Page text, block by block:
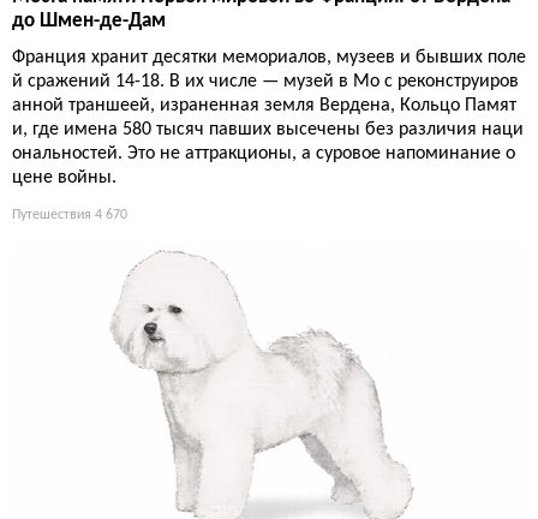
до Шмен-де-Дам
Франция хранит десятки мемориалов, музеев и бывших поле
й сражений 14-18. В их числе — музей в Мо с реконструиров
анной траншеей, израненная земля Вердена, Кольцо Памят
и, где имена 580 тысяч павших высечены без различия наци
ональностей. Это не аттракционы, а суровое напоминание о
цене войны.
Путешествия 4 670